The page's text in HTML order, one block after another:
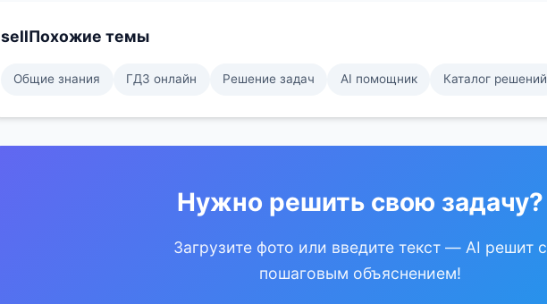
sellПохожие темы
Общие знания ГДЗ онлайн Решение задач AI помощник Каталог решений
Нужно решить свою задачу?
Загрузите фото или введите текст — AI решит с
пошаговым объяснением!